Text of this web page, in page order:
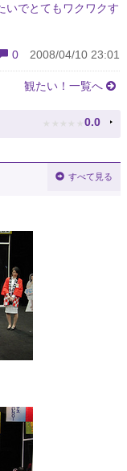
いでとてもワクワクす
0 2008/04/10 23:01
観たい！一覧へ
★ ★ ★ ★ ★ 0.0
すべて見る